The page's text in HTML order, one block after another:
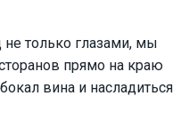
не только глазами, мы
прямо на краю
вина и насладиться